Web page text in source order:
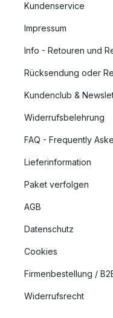
Kundenservice
Impressum
Info - Retouren und
Rücksendung oder
Kundenclub &
Widerrufsbelehrung
FAQ - Frequently
Lieferinformation
Paket verfolgen
AGB
Datenschutz
Cookies
Firmenbestellung /
Widerrufsrecht